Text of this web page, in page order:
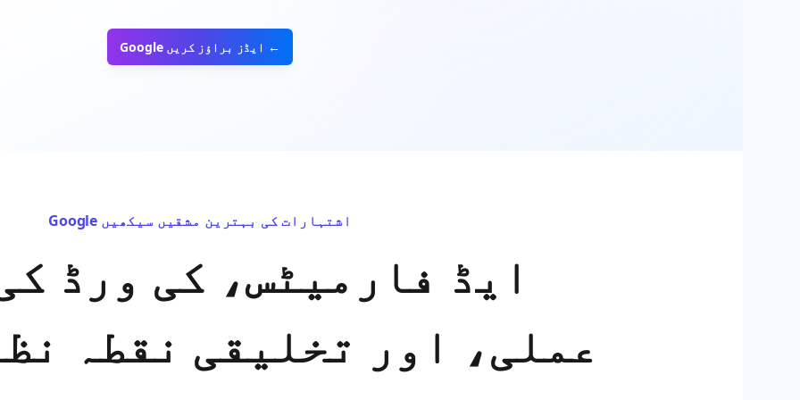
Google ایڈز براؤز کریں ←
Google اشتہارات کی بہترین مشقیں سیکھیں
ایڈ فارمیٹس، کی ورڈ
عملی، اور تخلیقی نقطہ